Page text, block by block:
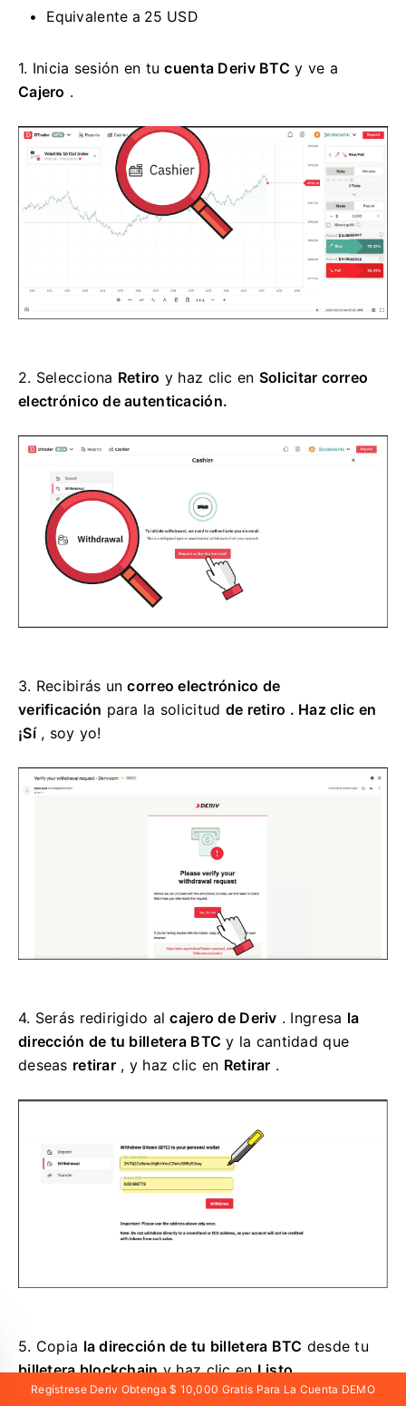
Equivalente a 25 USD
1. Inicia sesión en tucuenta Deriv BTC y ve a
Cajero .
2. Selecciona Retiro y haz clic en Solicitar correo
electrónico de autenticación.
3. Recibirás uncorreo electrónico de
verificación para la solicitud de retiro . Haz clic en
¡Sí, soy yo!
4. Serás redirigido alcajero de Deriv . Ingresa la
dirección de tu billetera BTC y la cantidad que
deseas retirar, y haz clic en Retirar .
5. Copia la dirección de tu billetera BTC desde tu
billetera blockchainy haz clic enListo.
Regístrese Deriv Obtenga $ 10,000 Gratis Para La Cuenta DEMO